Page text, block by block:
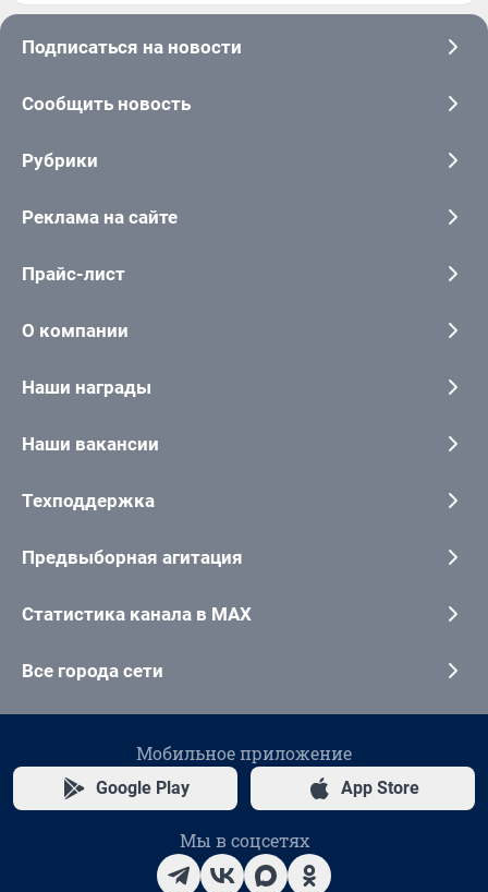
Подписаться на новости
Сообщить новость
Рубрики
Реклама на сайте
Прайс-лист
О компании
Наши награды
Наши вакансии
Техподдержка
Предвыборная агитация
Статистика канала в MAX
Все города сети
Мобильное приложение
Google Play App Store
Мы в соцсетях